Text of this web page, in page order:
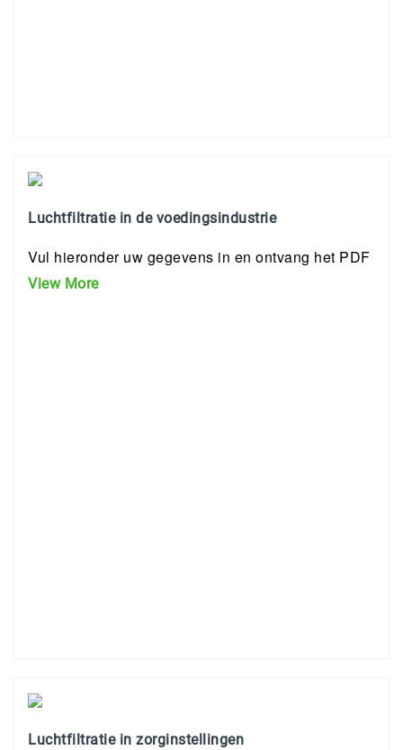
Luchtfiltratie in de voedingsindustrie
Vul hieronder uw gegevens in en ontvang het PDF
View More
Luchtfiltratie in zorginstellingen